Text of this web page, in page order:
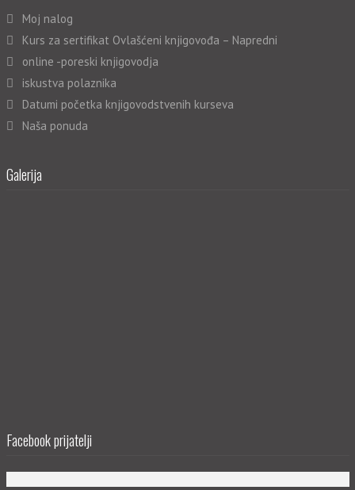
Moj nalog
Kurs za sertifikat Ovlašćeni knjigovođa – Napredni
online -poreski knjigovodja
iskustva polaznika
Datumi početka knjigovodstvenih kurseva
Naša ponuda
Galerija
Facebook prijatelji